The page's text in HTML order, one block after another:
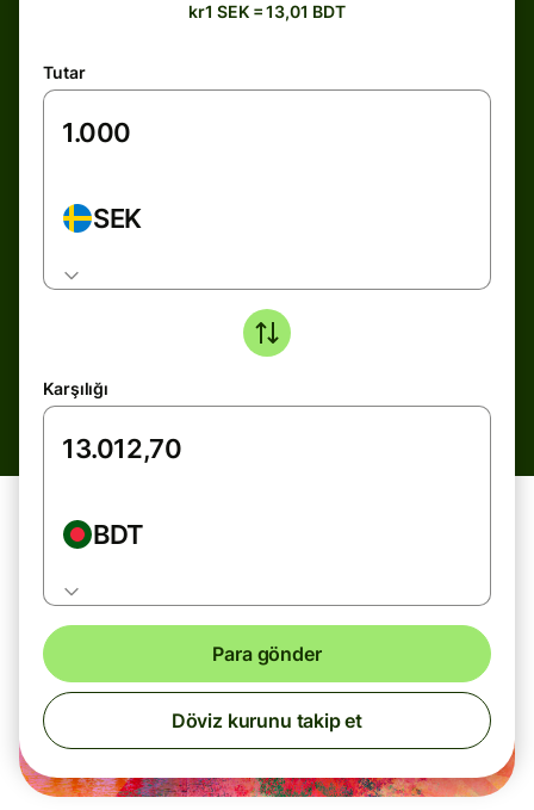
kr1 SEK = 13,01 BDT
Tutar
SEK
Karşılığı
BDT
Para gönder
Döviz kurunu takip et